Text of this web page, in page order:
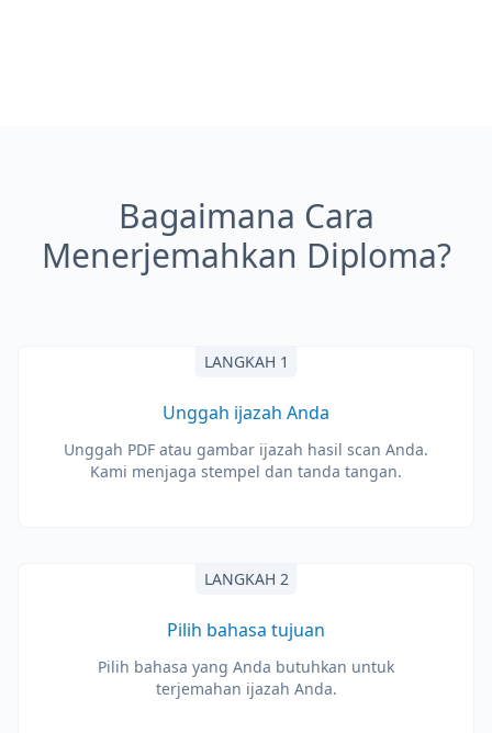
Bagaimana Cara
Menerjemahkan Diploma?
LANGKAH 1
Unggah ijazah Anda
Unggah PDF atau gambar ijazah hasil scan Anda.
Kami menjaga stempel dan tanda tangan.
LANGKAH 2
Pilih bahasa tujuan
Pilih bahasa yang Anda butuhkan untuk
terjemahan ijazah Anda.